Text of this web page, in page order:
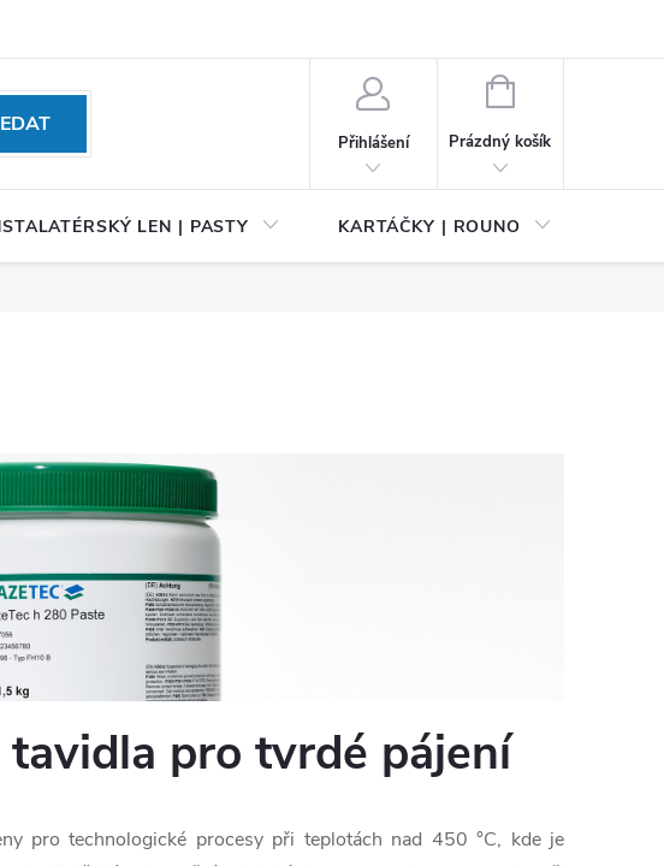
Přihlášení
NÁKUPNÍ
Prázdný košík
LEN | PASTY KARTÁČKY | ROUNO
pro tvrdé pájení
pro technologické procesy při teplotách nad 450 °C, kde je